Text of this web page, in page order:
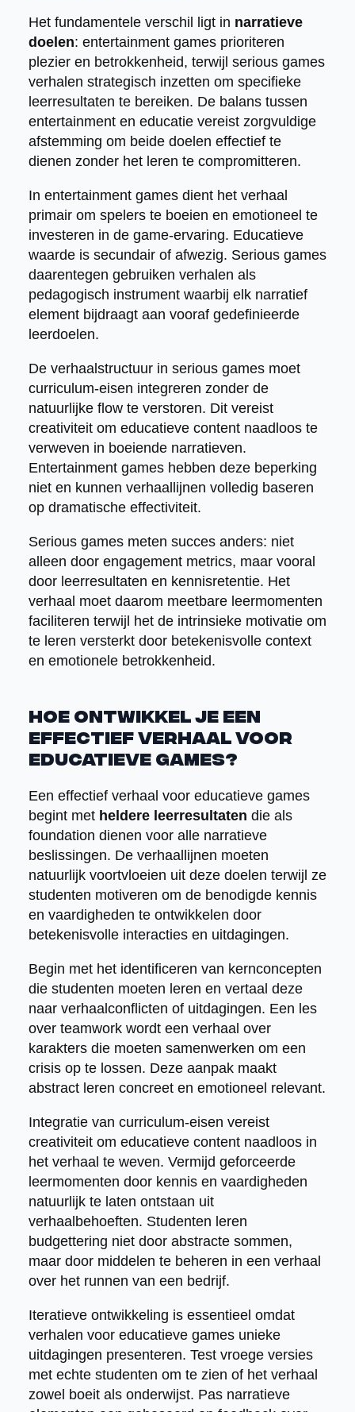
Het fundamentele verschil ligt in narratieve
doelen: entertainment games prioriteren
plezier en betrokkenheid, terwijl serious games
verhalen strategisch inzetten om specifieke
leerresultaten te bereiken. De balans tussen
entertainment en educatie vereist zorgvuldige
afstemming om beide doelen effectief te
dienen zonder het leren te compromitteren.
In entertainment games dient het verhaal
primair om spelers te boeien en emotioneel te
investeren in de game-ervaring. Educatieve
waarde is secundair of afwezig. Serious games
daarentegen gebruiken verhalen als
pedagogisch instrument waarbij elk narratief
element bijdraagt aan vooraf gedefinieerde
leerdoelen.
De verhaalstructuur in serious games moet
curriculum-eisen integreren zonder de
natuurlijke flow te verstoren. Dit vereist
creativiteit om educatieve content naadloos te
verweven in boeiende narratieven.
Entertainment games hebben deze beperking
niet en kunnen verhaallijnen volledig baseren
op dramatische effectiviteit.
Serious games meten succes anders: niet
alleen door engagement metrics, maar vooral
door leerresultaten en kennisretentie. Het
verhaal moet daarom meetbare leermomenten
faciliteren terwijl het de intrinsieke motivatie om
te leren versterkt door betekenisvolle context
en emotionele betrokkenheid.
Hoe ontwikkel je een
effectief verhaal voor
educatieve games?
Een effectief verhaal voor educatieve games
begint met heldere leerresultaten die als
foundation dienen voor alle narratieve
beslissingen. De verhaallijnen moeten
natuurlijk voortvloeien uit deze doelen terwijl ze
studenten motiveren om de benodigde kennis
en vaardigheden te ontwikkelen door
betekenisvolle interacties en uitdagingen.
Begin met het identificeren van kernconcepten
die studenten moeten leren en vertaal deze
naar verhaalconflicten of uitdagingen. Een les
over teamwork wordt een verhaal over
karakters die moeten samenwerken om een
crisis op te lossen. Deze aanpak maakt
abstract leren concreet en emotioneel relevant.
Integratie van curriculum-eisen vereist
creativiteit om educatieve content naadloos in
het verhaal te weven. Vermijd geforceerde
leermomenten door kennis en vaardigheden
natuurlijk te laten ontstaan uit
verhaalbehoeften. Studenten leren
budgettering niet door abstracte sommen,
maar door middelen te beheren in een verhaal
over het runnen van een bedrijf.
Iteratieve ontwikkeling is essentieel omdat
verhalen voor educatieve games unieke
uitdagingen presenteren. Test vroege versies
met echte studenten om te zien of het verhaal
zowel boeit als onderwijst. Pas narratieve